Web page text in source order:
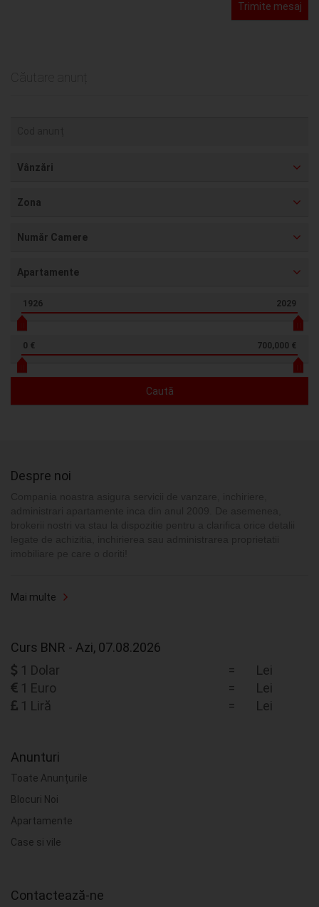
Trimite mesaj
Căutare anunț
Vânzări
Zona
Număr Camere
Apartamente
1926 2029
0 € 700,000 €
Caută
Despre noi
Mai multe
Curs BNR - Azi, 07.08.2026
1 Dolar
Lei
=
1 Euro
Lei
=
1 Liră
Lei
=
Anunturi
Toate Anunțurile
Blocuri Noi
Apartamente
Case si vile
Contactează-ne